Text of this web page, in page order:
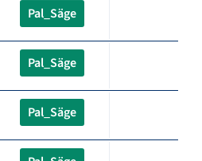
Pal_Säge
Pal_Säge
Pal_Säge